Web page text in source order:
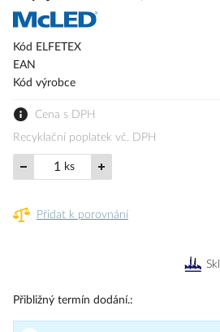
galerie
s
Kód ELFETEX
EAN
Kód výrobce
Cena s DPH
Recyklační poplatek vč. DPH
ks
Přidat k porovnání
Přibližný termín dodání.